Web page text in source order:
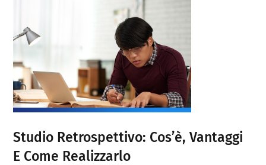
Studio Retrospettivo: Cos’è, Vantaggi
E Come Realizzarlo